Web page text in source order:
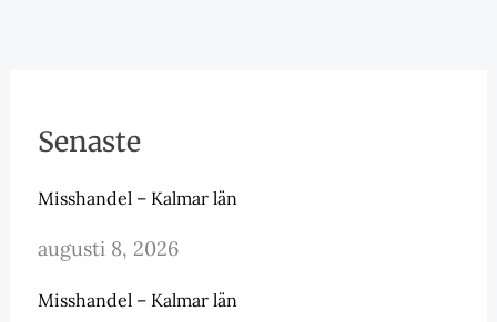
Senaste
Misshandel – Kalmar län
augusti 8, 2026
Misshandel – Kalmar län